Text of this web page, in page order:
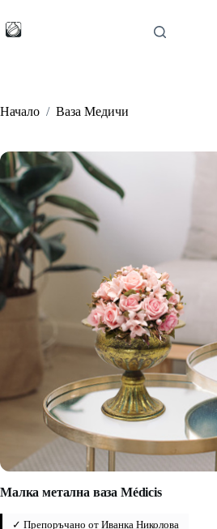
to
content
Начало / Ваза Медичи
Малка метална ваза Médicis
✓ Препоръчано от Иванка Николова